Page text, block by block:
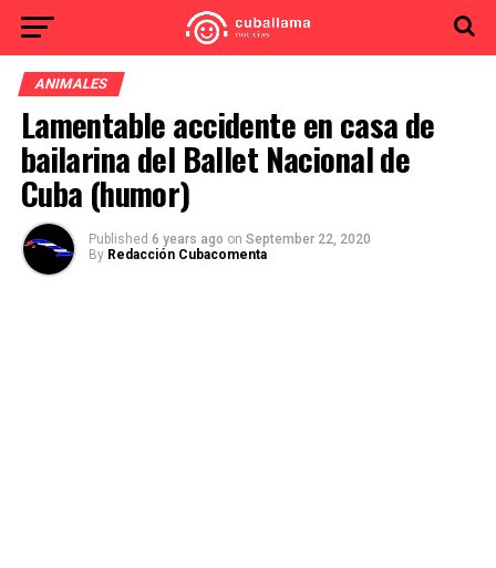
ANIMALES
Lamentable accidente en casa de
bailarina del Ballet Nacional de
Cuba (humor)
Published 6 years ago on September 22, 2020
By Redacción Cubacomenta